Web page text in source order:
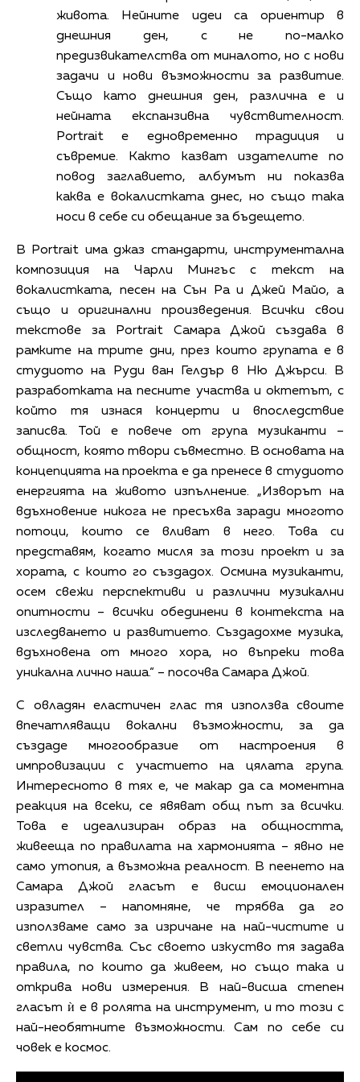
живота. Нейните идеи са ориентир в
днешния ден, с не по-малко
предизвикателства от миналото, но с нови
задачи и нови възможности за развитие.
Също като днешния ден, различна е и
нейната експанзивна чувствителност.
Portrait е едновременно традиция и
съвремие. Както казват издателите по
повод заглавието, албумът ни показва
каква е вокалистката днес, но също така
носи в себе си обещание за бъдещето.
В Portrait има джаз стандарти, инструментална
композиция на Чарли Мингъс с текст на
вокалистката, песен на Сън Ра и Джей Майо, а
също и оригинални произведения. Всички свои
текстове за Portrait Самара Джой създава в
рамките на трите дни, през които групата е в
студиото на Руди ван Гелдър в Ню Джърси. В
разработката на песните участва и октетът, с
който тя изнася концерти и впоследствие
записва. Той е повече от група музиканти –
общност, която твори съвместно. В основата на
концепцията на проекта е да пренесе в студиото
енергията на живото изпълнение. „Изворът на
вдъхновение никога не пресъхва заради многото
потоци, които се вливат в него. Това си
представям, когато мисля за този проект и за
хората, с които го създадох. Осмина музиканти,
осем свежи перспективи и различни музикални
опитности – всички обединени в контекста на
изследването и развитието. Създадохме музика,
вдъхновена от много хора, но въпреки това
уникална лично наша.“ – посочва Самара Джой.
С овладян еластичен глас тя използва своите
впечатляващи вокални възможности, за да
създаде многообразие от настроения в
импровизации с участието на цялата група.
Интересното в тях е, че макар да са моментна
реакция на всеки, се явяват общ път за всички.
Това е идеализиран образ на общността,
живееща по правилата на хармонията – явно не
само утопия, а възможна реалност. В пеенето на
Самара Джой гласът е висш емоционален
изразител – напомняне, че трябва да го
използваме само за изричане на най-чистите и
светли чувства. Със своето изкуство тя задава
правила, по които да живеем, но също така и
открива нови измерения. В най-висша степен
гласът ѝ е в ролята на инструмент, и то този с
най-необятните възможности. Сам по себе си
човек е космос.